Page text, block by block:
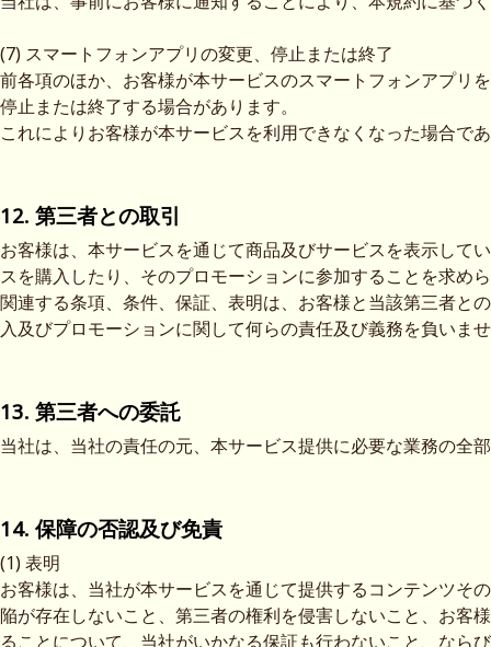
(7) スマートフォンアプリの変更、停止または終了
前各項のほか、お客様が本サービスのスマートフォンアプリ
停止または終了する場合があります。
これによりお客様が本サービスを利用できなくなった場合で
12. 第三者との取引
お客様は、本サービスを通じて商品及びサービスを表示して
スを購入したり、そのプロモーションに参加することを求め
関連する条項、条件、保証、表明は、お客様と当該第三者と
入及びプロモーションに関して何らの責任及び義務を負いま
13. 第三者への委託
当社は、当社の責任の元、本サービス提供に必要な業務の全
14. 保障の否認及び免責
(1) 表明
お客様は、当社が本サービスを通じて提供するコンテンツそ
陥が存在しないこと、第三者の権利を侵害しないこと、お客
ることについて、当社がいかなる保証も行わないこと、なら